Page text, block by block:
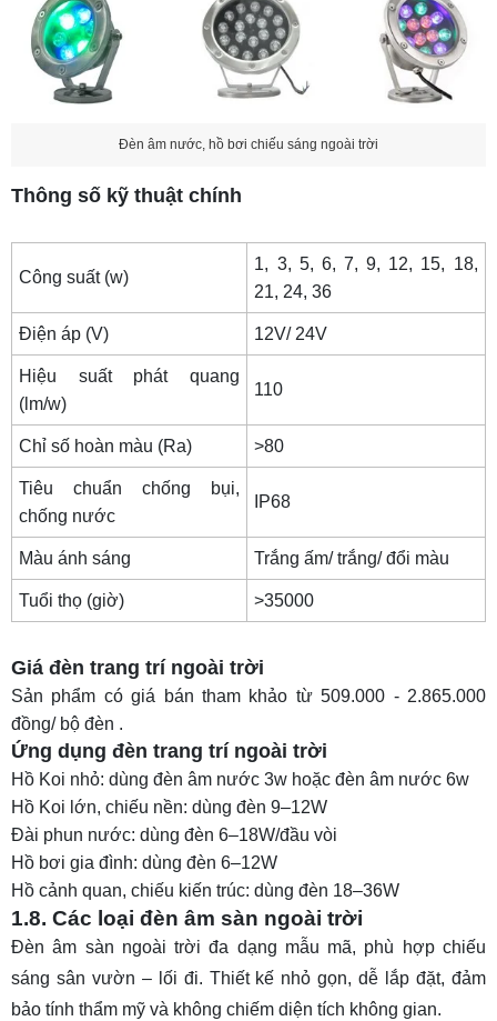
Đèn âm nước, hồ bơi chiếu sáng ngoài trời
Thông số kỹ thuật chính
Công suất (w)
1, 3, 5, 6, 7, 9, 12, 15, 18,
21, 24, 36
Điện áp (V) 12V/ 24V
Hiệu suất phát quang
(lm/w)
110
Chỉ số hoàn màu (Ra) >80
Tiêu chuẩn chống bụi,
chống nước
IP68
Màu ánh sáng Trắng ấm/ trắng/ đổi màu
Tuổi thọ (giờ) >35000
Giá đèn trang trí ngoài trời
Sản phẩm có giá bán tham khảo từ 509.000 - 2.865.000
đồng/ bộ đèn .
Ứng dụng đèn trang trí ngoài trời
Hồ Koi nhỏ: dùng đèn âm nước 3w hoặc đèn âm nước 6w
Hồ Koi lớn, chiếu nền: dùng đèn 9–12W
Đài phun nước: dùng đèn 6–18W/đầu vòi
Hồ bơi gia đình: dùng đèn 6–12W
Hồ cảnh quan, chiếu kiến trúc: dùng đèn 18–36W
1.8. Các loại đèn âm sàn ngoài trời
Đèn âm sàn ngoài trời đa dạng mẫu mã, phù hợp chiếu
sáng sân vườn – lối đi. Thiết kế nhỏ gọn, dễ lắp đặt, đảm
bảo tính thẩm mỹ và không chiếm diện tích không gian.